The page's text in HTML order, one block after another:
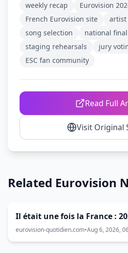
weekly recap
Eurovision
French Eurovision site
artist
song selection
national
staging rehearsals
jury
ESC fan community
Read Full
Visit Original
Related Eurovision
Il était une fois la France :
eurovision-quotidien.com•Aug 6, 2026,